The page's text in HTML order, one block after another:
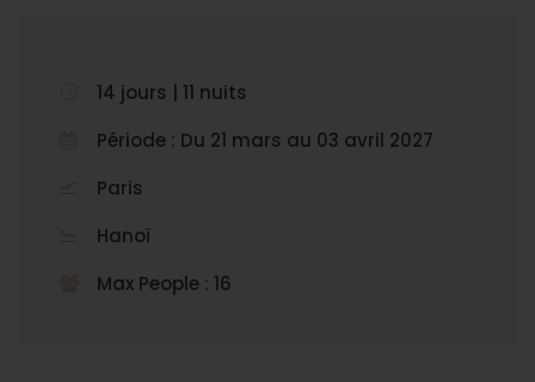
14 jours | 11 nuits
Période : Du 21 mars au 03 avril 2027
Paris
Hanoï
Max People : 16